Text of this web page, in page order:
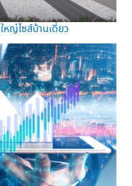
หญ่ไซส์บ้านเดี่ยว